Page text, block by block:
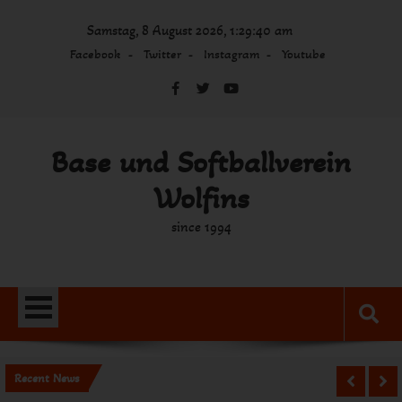
Samstag, 8 August 2026, 1:29:40 am
Facebook Twitter Instagram Youtube
Base und Softballverein
Wolfins
since 1994
Recent News